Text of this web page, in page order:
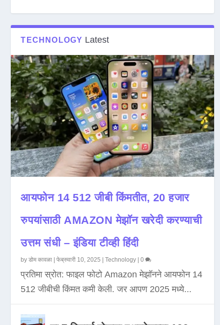
TECHNOLOGY Latest
आयफोन 14 512 जीबी किंमतीत, 20 हजार
रुपयांसाठी AMAZON मेझॉन खरेदी करण्याची
उत्तम संधी – इंडिया टीव्ही हिंदी
byडोम कावळा |फेब्रुवारी 10, 2025 |Technology |0
प्रतिमा स्रोत: फाइल फोटो Amazon मेझॉनने आयफोन 14
512 जीबीची किंमत कमी केली. जर आपण 2025 मध्ये...